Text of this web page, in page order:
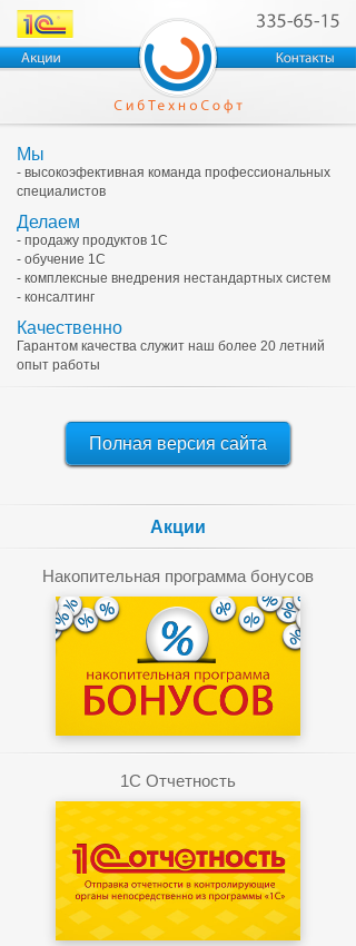
Мы
- высокоэфективная команда профессиональных
специалистов
Делаем
- продажу продуктов 1С
- обучение 1С
- комплексные внедрения нестандартных систем
- консалтинг
Качественно
Гарантом качества служит наш более 20 летний
опыт работы
Полная версия сайта
Акции
Накопительная программа бонусов
1C Отчетность